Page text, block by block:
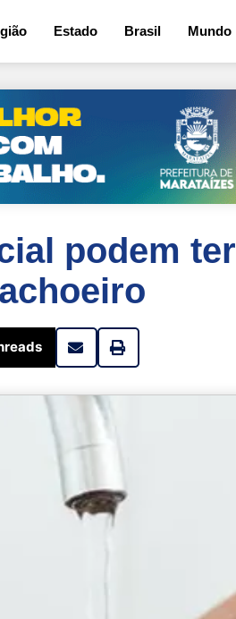
Estado Brasil Mundo
podem ter